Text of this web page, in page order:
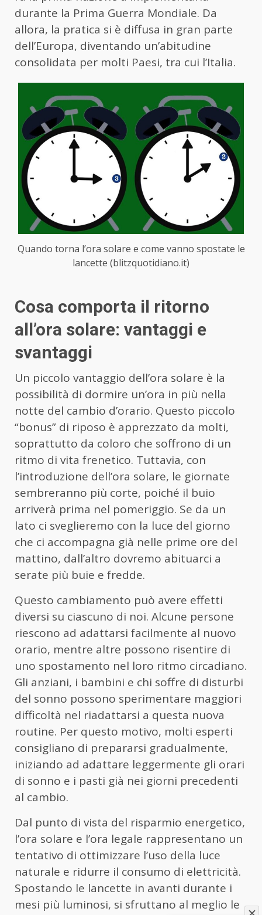
durante la Prima Guerra Mondiale. Da
allora, la pratica si è diffusa in gran parte
dell’Europa, diventando un’abitudine
consolidata per molti Paesi, tra cui l’Italia.
Quando torna l’ora solare e come vanno spostate le
lancette (blitzquotidiano.it)
Cosa comporta il ritorno
all’ora solare: vantaggi e
svantaggi
Un piccolo vantaggio dell’ora solare è la
possibilità di dormire un’ora in più nella
notte del cambio d’orario. Questo piccolo
“bonus” di riposo è apprezzato da molti,
soprattutto da coloro che soffrono di un
ritmo di vita frenetico. Tuttavia, con
l’introduzione dell’ora solare, le giornate
sembreranno più corte, poiché il buio
arriverà prima nel pomeriggio. Se da un
lato ci sveglieremo con la luce del giorno
che ci accompagna già nelle prime ore del
mattino, dall’altro dovremo abituarci a
serate più buie e fredde.
Questo cambiamento può avere effetti
diversi su ciascuno di noi. Alcune persone
riescono ad adattarsi facilmente al nuovo
orario, mentre altre possono risentire di
uno spostamento nel loro ritmo circadiano.
Gli anziani, i bambini e chi soffre di disturbi
del sonno possono sperimentare maggiori
difficoltà nel riadattarsi a questa nuova
routine. Per questo motivo, molti esperti
consigliano di prepararsi gradualmente,
iniziando ad adattare leggermente gli orari
di sonno e i pasti già nei giorni precedenti
al cambio.
Dal punto di vista del risparmio energetico,
l’ora solare e l’ora legale rappresentano un
tentativo di ottimizzare l’uso della luce
naturale e ridurre il consumo di elettricità.
Spostando le lancette in avanti durante i
mesi più luminosi, si sfruttano al meglio le